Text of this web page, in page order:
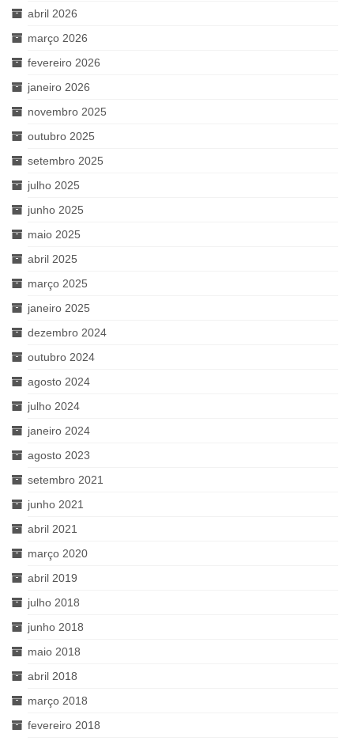
abril 2026
março 2026
fevereiro 2026
janeiro 2026
novembro 2025
outubro 2025
setembro 2025
julho 2025
junho 2025
maio 2025
abril 2025
março 2025
janeiro 2025
dezembro 2024
outubro 2024
agosto 2024
julho 2024
janeiro 2024
agosto 2023
setembro 2021
junho 2021
abril 2021
março 2020
abril 2019
julho 2018
junho 2018
maio 2018
abril 2018
março 2018
fevereiro 2018